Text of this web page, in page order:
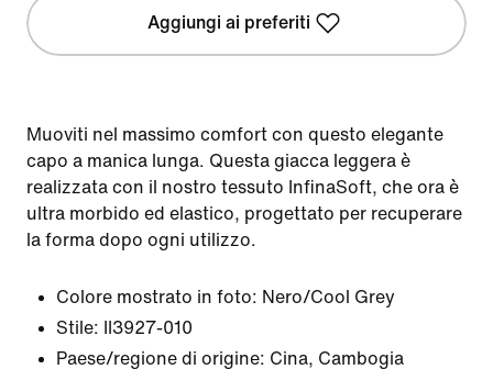
Aggiungi ai preferiti
Muoviti nel massimo comfort con questo elegante
capo a manica lunga. Questa giacca leggera è
realizzata con il nostro tessuto InfinaSoft, che ora è
ultra morbido ed elastico, progettato per recuperare
la forma dopo ogni utilizzo.
Colore mostrato in foto: Nero/Cool Grey
Stile:
II3927-010
Paese/regione di origine: Cina, Cambogia